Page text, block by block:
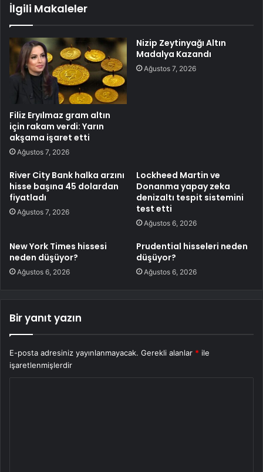
İlgili Makaleler
Filiz Eryılmaz gram altın
için rakam verdi: Yarın
akşama işaret etti
Ağustos 7, 2026
Nizip Zeytinyağı Altın
Madalya Kazandı
Ağustos 7, 2026
River City Bank halka arzını
hisse başına 45 dolardan
fiyatladı
Ağustos 7, 2026
Lockheed Martin ve
Donanma yapay zeka
denizaltı tespit sistemini
test etti
Ağustos 6, 2026
New York Times hissesi
neden düşüyor?
Ağustos 6, 2026
Prudential hisseleri neden
düşüyor?
Ağustos 6, 2026
Bir yanıt yazın
E-posta adresiniz yayınlanmayacak. Gerekli alanlar * ile
işaretlenmişlerdir